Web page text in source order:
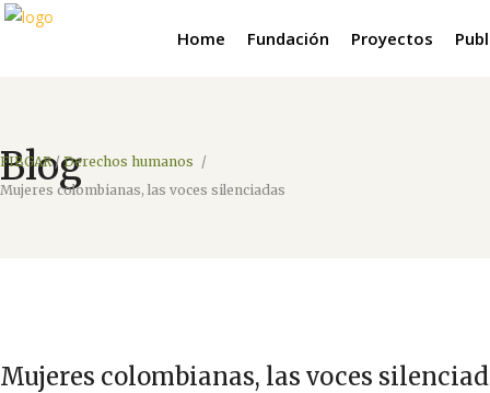
Home Fundación Proyectos
Blog
FIBGAR/Derechos humanos /
Mujeres colombianas, las voces silenciadas
Mujeres colombianas, las voces